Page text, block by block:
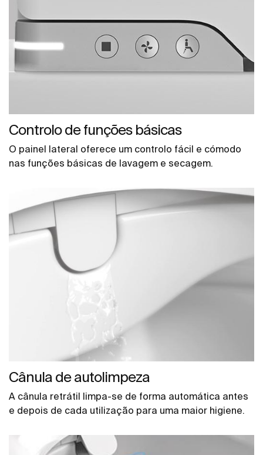
Controlo de funções básicas
O painel lateral oferece um controlo fácil e cómodo
nas funções básicas de lavagem e secagem.
Cânula de autolimpeza
A cânula retrátil limpa-se de forma automática antes
e depois de cada utilização para uma maior higiene.